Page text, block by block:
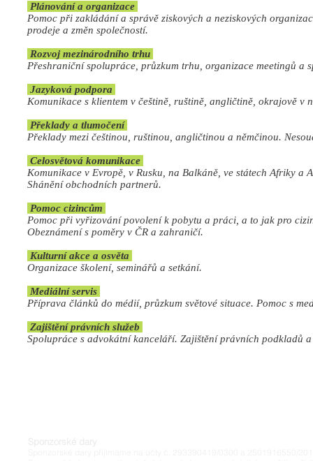
Plánování a organizace
Pomoc při zakládání a správě ziskových a neziskových
prodeje a změn společností.
Rozvoj mezinárodního trhu
Přeshraniční spolupráce, průzkum trhu, organizace meetingů a
​ Jazyková podpora
Komunikace s klientem v češtině, ruštině, angličtině, okrajově v
Překlady a tlumočení
Překlady mezi češtinou, ruštinou, angličtinou a němčinou.
Celosvětová komunikace
Komunikace v Evropě, v Rusku, na Balkáně, ve státech Afriky a
Shánění obchodních partnerů.
Pomoc cizincům
Pomoc při vyřizování povolení k pobytu a práci, a to jak pro
Obeznámení s poměry v ČR a zahraničí.
​ Kulturní akce a osvěta
Organizace školení, seminářů a setkání.
Mediální servis
Příprava článků do médií, průzkum světové situace. Pomoc s
Zajištění právních služeb
Spolupráce s advokátní kanceláří. Zajištění právních podkladů